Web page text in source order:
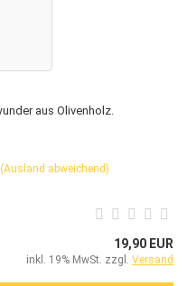
aus Olivenholz.
(Ausland abweichend)
19,90 EUR
inkl. 19% MwSt. zzgl. Versand